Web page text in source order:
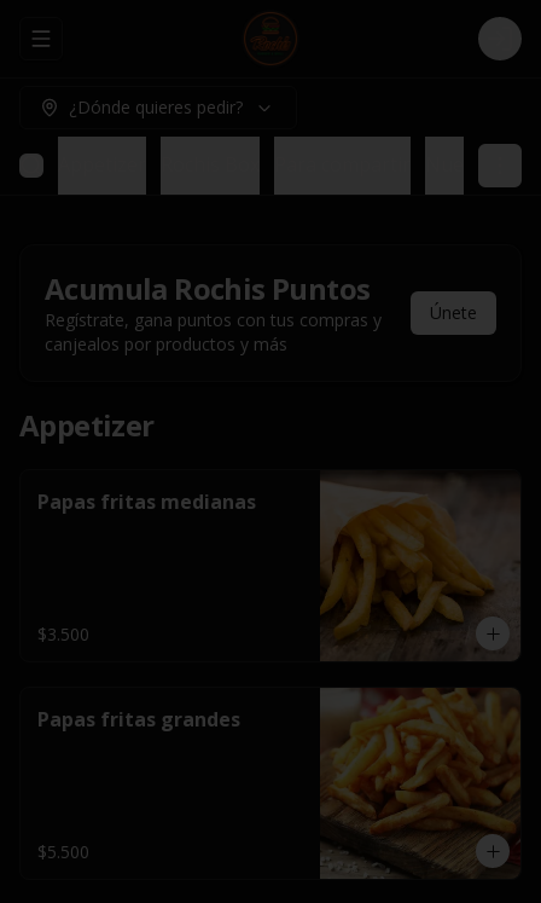
Abrir menu de navegación Login
¿Dónde quieres pedir?
Acumula Rochis Puntos
Regístrate, gana puntos con tus compras y
canjealos por productos y más
Únete
Appetizer
Papas fritas medianas
$3.500
Papas fritas grandes
$5.500